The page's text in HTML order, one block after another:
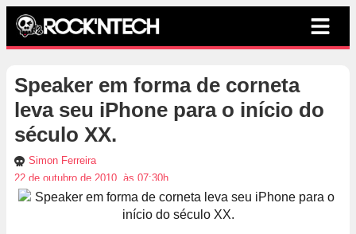
Speaker em forma de corneta
leva seu iPhone para o início do
século XX.
Simon Ferreira
22 de outubro de 2010, às 07:30h